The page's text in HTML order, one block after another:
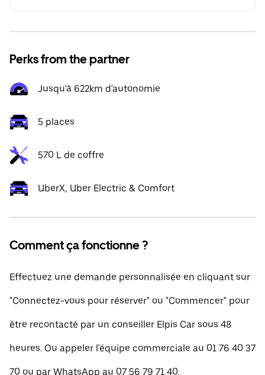
Perks from the partner
Jusqu'à 622km d'autonomie
5 places
570 L de coffre
UberX, Uber Electric & Comfort
Comment ça fonctionne ?
Effectuez une demande personnalisée en cliquant sur
"Connectez-vous pour réserver" ou "Commencer" pour
être recontacté par un conseiller Elpis Car sous 48
heures. Ou appeler l'équipe commerciale au 01 76 40 37
70 ou par WhatsApp au 07 56 79 71 40.